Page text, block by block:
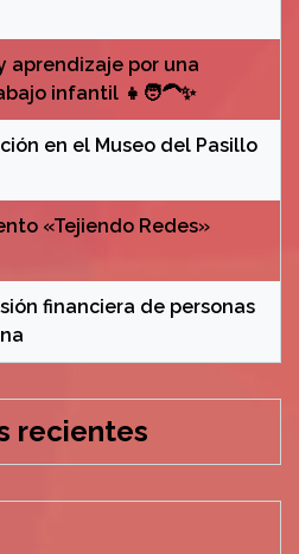
aprendizaje por una
infantil 👧🧑‍🦱✨
en el Museo del Pasillo
«Tejiendo Redes»
financiera de personas
recientes